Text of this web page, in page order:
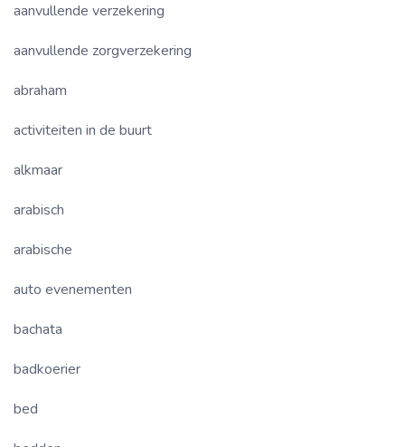
aanvullende verzekering
aanvullende zorgverzekering
abraham
activiteiten in de buurt
alkmaar
arabisch
arabische
auto evenementen
bachata
badkoerier
bed